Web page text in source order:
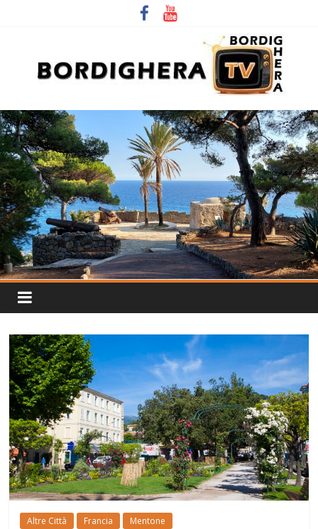
Altre Città Francia Mentone